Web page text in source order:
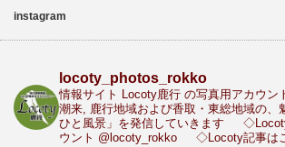
instagram
locoty_photos_rokko
情報サイト Locoty鹿行 の写真用アカウン
潮来, 鹿行地域および香取・東総地域の、
ひと風景」を発信していきます
ウント @locoty_rokko ◇Locoty記事は